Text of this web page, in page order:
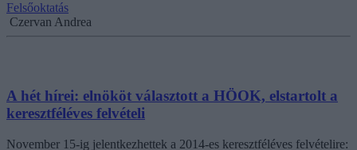
Felsőoktatás
Czervan Andrea
A hét hírei: elnököt választott a HÖOK, elstartolt a
keresztféléves felvételi
November 15-ig jelentkezhettek a 2014-es keresztféléves felvételire: